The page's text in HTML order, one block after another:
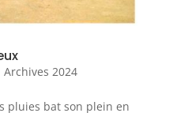
Archives 2024
pluies bat son plein en